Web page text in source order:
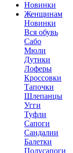
Новинки
Женщинам
Новинки
Вся обувь
Сабо
Мюли
Дутики
Лоферы
Кроссовки
Тапочки
Шлепанцы
Угги
Туфли
Сапоги
Сандалии
Балетки
Полусапоги